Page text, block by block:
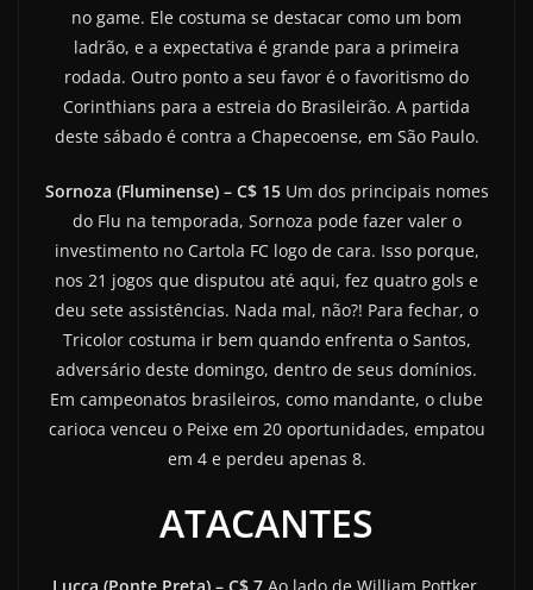
no game. Ele costuma se destacar como um bom
ladrão, e a expectativa é grande para a primeira
rodada. Outro ponto a seu favor é o favoritismo do
Corinthians para a estreia do Brasileirão. A partida
deste sábado é contra a Chapecoense, em São Paulo.
Sornoza (Fluminense) – C$ 15Um dos principais nomes
do Flu na temporada, Sornoza pode fazer valer o
investimento no Cartola FC logo de cara. Isso porque,
nos 21 jogos que disputou até aqui, fez quatro gols e
deu sete assistências. Nada mal, não?! Para fechar, o
Tricolor costuma ir bem quando enfrenta o Santos,
adversário deste domingo, dentro de seus domínios.
Em campeonatos brasileiros, como mandante, o clube
carioca venceu o Peixe em 20 oportunidades, empatou
em 4 e perdeu apenas 8.
ATACANTES